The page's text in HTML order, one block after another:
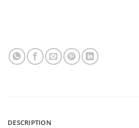
DESCRIPTION